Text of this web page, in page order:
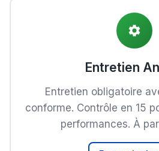
Entretien
Entretien obligatoire
conforme. Contrôle en 15
performances. À